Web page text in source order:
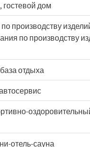
дом
производству
по производству
отдыха
отель-сауна